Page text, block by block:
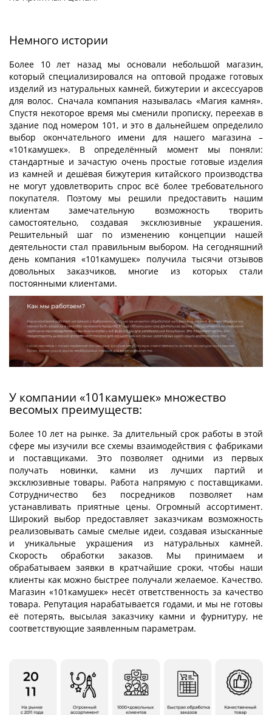
Немного истории
Более 10 лет назад мы основали небольшой магазин,
который специализировался на оптовой продаже готовых
изделий из натуральных камней, бижутерии и аксессуаров
для волос. Сначала компания называлась «Магия камня».
Спустя некоторое время мы сменили прописку, переехав в
здание под номером 101, и это в дальнейшем определило
выбор окончательного имени для нашего магазина –
«101камушек». В определённый момент мы поняли:
стандартные и зачастую очень простые готовые изделия
из камней и дешёвая бижутерия китайского производства
не могут удовлетворить спрос всё более требовательного
покупателя. Поэтому мы решили предоставить нашим
клиентам замечательную возможность творить
самостоятельно, создавая эксклюзивные украшения.
Решительный шаг по изменению концепции нашей
деятельности стал правильным выбором. На сегодняшний
день компания «101камушек» получила тысячи отзывов
довольных заказчиков, многие из которых стали
постоянными клиентами.
У компании «101камушек» множество
весомых преимуществ:
Более 10 лет на рынке. За длительный срок работы в этой
сфере мы изучили все схемы взаимодействия с фабриками
и поставщиками. Это позволяет одними из первых
получать новинки, камни из лучших партий и
эксклюзивные товары. Работа напрямую с поставщиками.
Сотрудничество без посредников позволяет нам
устанавливать приятные цены. Огромный ассортимент.
Широкий выбор предоставляет заказчикам возможность
реализовывать самые смелые идеи, создавая изысканные
и уникальные украшения из натуральных камней.
Скорость обработки заказов. Мы принимаем и
обрабатываем заявки в кратчайшие сроки, чтобы наши
клиенты как можно быстрее получали желаемое. Качество.
Магазин «101камушек» несёт ответственность за качество
товара. Репутация нарабатывается годами, и мы не готовы
её потерять, высылая заказчику камни и фурнитуру, не
соответствующие заявленным параметрам.